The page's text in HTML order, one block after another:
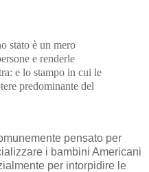
stato è un mero
e renderle
e lo stampo in cui le
predominante del
pensato per
i bambini Americani
per intorpidire le